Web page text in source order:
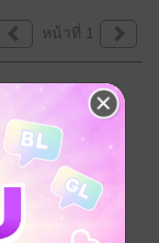
หน้าที่ 1